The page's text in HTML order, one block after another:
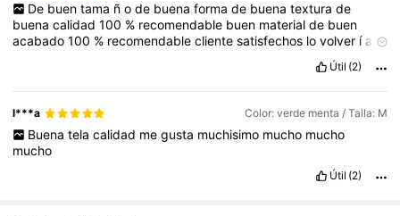
De buen tama ñ o de buena forma de buena textura de
buenacalidad100 % recomendable buen materialde buen
acabado100 % recomendableclientesatisfechos lovolver ían
lleg
anuevotal
comoapareceenpáginafullcolor
Útil (2)
l***a Color: verde menta / Talla: M
Buena tela calidad me gusta muchisimo mucho mucho
mucho
Útil (2)